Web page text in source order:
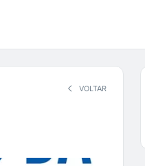
VOLTAR